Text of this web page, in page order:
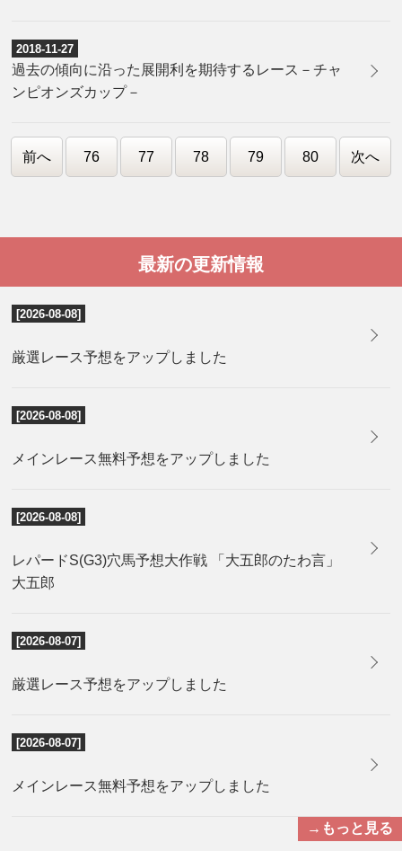
2018-11-27
過去の傾向に沿った展開利を期待するレース－チャ
ンピオンズカップ－
前へ 76 77 78 79 80 次へ
最新の更新情報
[2026-08-08]
厳選レース予想をアップしました
[2026-08-08]
メインレース無料予想をアップしました
[2026-08-08]
レパードS(G3)穴馬予想大作戦 「大五郎のたわ言」
大五郎
[2026-08-07]
厳選レース予想をアップしました
[2026-08-07]
メインレース無料予想をアップしました
→もっと見る